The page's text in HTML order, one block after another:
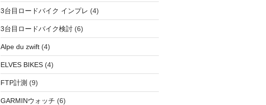
3台目ロードバイク インプレ (4)
3台目ロードバイク検討(6)
Alpe du zwift(4)
ELVES BIKES(4)
FTP計測 (9)
GARMINウォッチ (6)